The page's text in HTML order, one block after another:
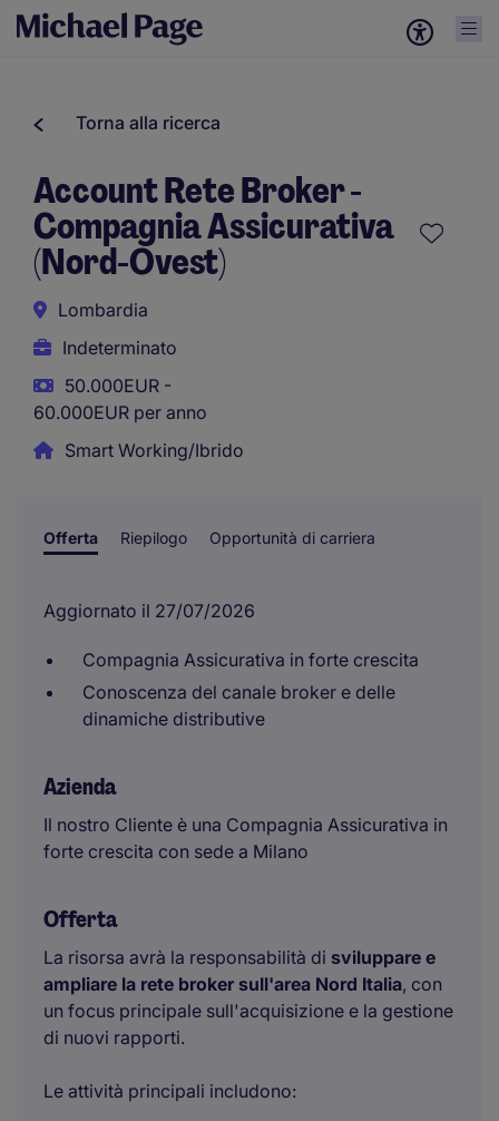
Torna alla ricerca
Account Rete Broker -
Compagnia Assicurativa
(Nord-Ovest)
Lombardia
Indeterminato
50.000EUR -
60.000EUR per anno
Smart Working/Ibrido
Offerta Riepilogo Opportunità di carriera
Aggiornato il 27/07/2026
Compagnia Assicurativa in forte crescita
Conoscenza del canale broker e delle
dinamiche distributive
Azienda
Il nostro Cliente è una Compagnia Assicurativa in
forte crescita con sede a Milano
Offerta
La risorsa avrà la responsabilità di sviluppare e
ampliare la rete broker sull'area Nord Italia, con
un focus principale sull'acquisizione e la gestione
di nuovi rapporti.
Le attività principali includono: